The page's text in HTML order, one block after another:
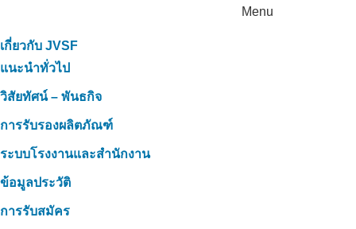
Menu
เกี่ยวกับ JVSF
แนะนำทั่วไป
วิสัยทัศน์ – พันธกิจ
การรับรองผลิตภัณฑ์
ระบบโรงงานและสำนักงาน
ข้อมูลประวัติ
การรับสมัคร